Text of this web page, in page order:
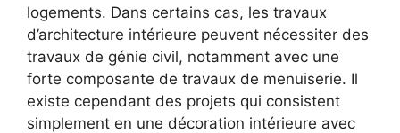
logements. Dans certains cas, les travaux
d’architecture intérieure peuvent nécessiter des
travaux de génie civil, notamment avec une
forte composante de travaux de menuiserie. Il
existe cependant des projets qui consistent
simplement en une décoration intérieure avec